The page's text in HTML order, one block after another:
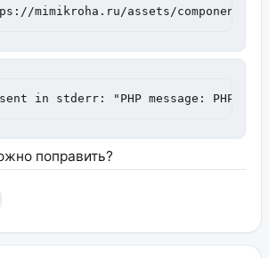
mimikroha.ru/assets/
sent in stderr: "PHP message: PHP
поправить?